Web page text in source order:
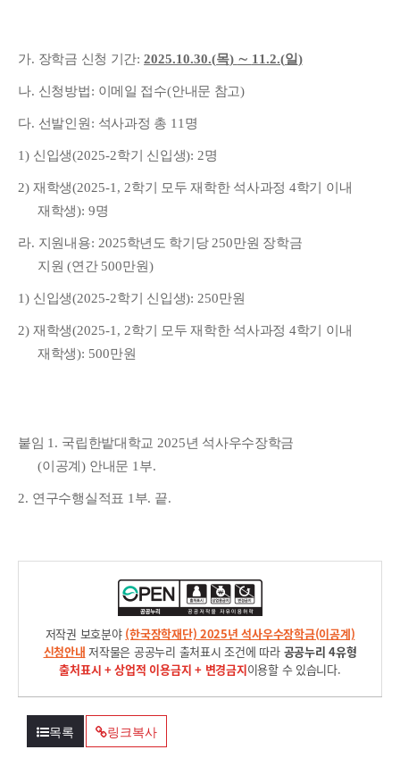
가. 장학금 신청 기간:2025.10.30.(목) ∼ 11.2.(일)
나. 신청방법: 이메일 접수(안내문 참고)
다. 선발인원: 석사과정 총 11명
1) 신입생(2025-2학기 신입생): 2명
2) 재학생(2025-1, 2학기 모두 재학한 석사과정 4학기 이내
재학생): 9명
라. 지원내용: 2025학년도 학기당250만원 장학금
지원 (연간 500만원)
1) 신입생(2025-2학기 신입생): 250만원
2) 재학생(2025-1, 2학기 모두 재학한 석사과정 4학기 이내
재학생): 500만원
붙임 1. 국립한밭대학교 2025년 석사우수장학금
(이공계 ) 안내문 1부.
2. 연구수행실적표 1부. 끝.
저작권 보호분야 (한국장학재단) 2025년 석사우수장학금(이공계)
신청안내 저작물은 공공누리 출처표시 조건에 따라 공공누리 4유형
출처표시 + 상업적 이용금지 + 변경금지이용할 수 있습니다.
목록 링크복사